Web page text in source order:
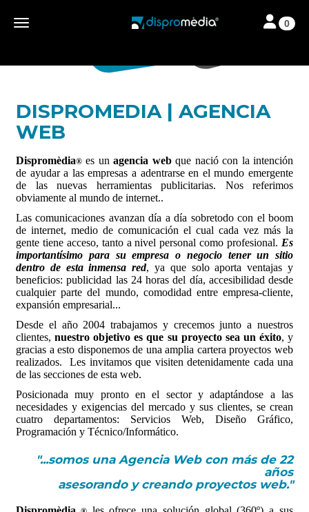
Toggle navigation Toggle
0
DISPROMEDIA | AGENCIA
WEB
Dispromèdia® es unagencia webque nació con la intención
de ayudar a las empresas a adentrarse en el mundo emergente
de las nuevas herramientas publicitarias. Nos referimos
obviamente al mundo de internet..
Las comunicaciones avanzan día a día sobretodo con el boom
de internet, medio de comunicación el cual cada vez más la
gente tiene acceso, tanto a nivel personal como profesional. Es
importantísimo para su empresa o negocio tener un sitio
dentro de esta inmensa red, ya que solo aporta ventajas y
beneficios: publicidad las 24 horas del día, accesibilidad desde
cualquier parte del mundo, comodidad entre empresa-cliente,
expansión empresarial...
Desde el año 2004 trabajamos y crecemos junto a nuestros
clientes,nuestro objetivo es que su proyecto sea un éxito, y
gracias a esto disponemos de una amplia cartera proyectos web
realizados. Les invitamos que visiten detenidamente cada una
de las secciones de esta web.
Posicionada muy pronto en el sector y adaptándose a las
necesidades y exigencias del mercado y sus clientes, se crean
cuatro departamentos: Servicios Web, Diseño Gráfico,
Programación y Técnico/Informático.
"...somos una Agencia Web con más de 22
años
asesorando y creando proyectos web."